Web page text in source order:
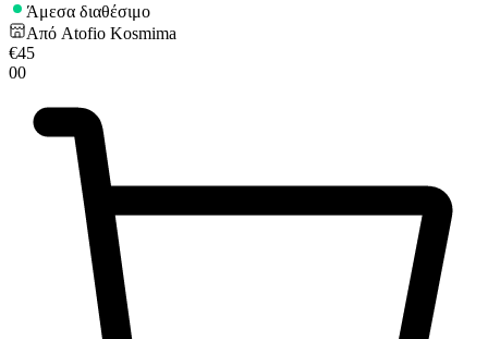
Άμεσα διαθέσιμο
Από Atofio Kosmima
€45
00